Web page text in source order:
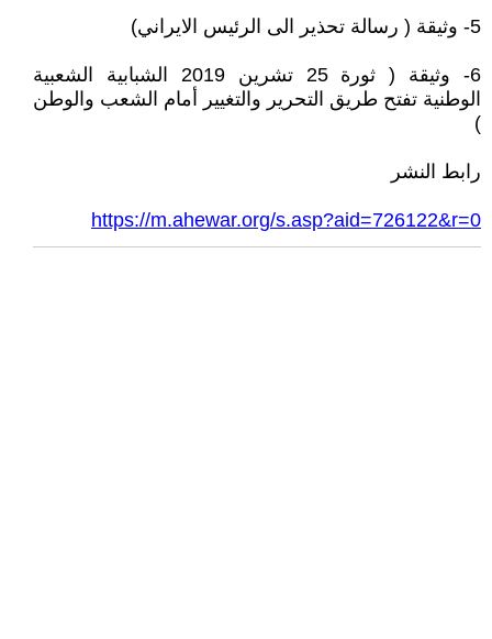
5- وثيقة ( رسالة تحذير الى الرئيس الايراني)
6- وثيقة ( ثورة 25 تشرين 2019 الشبابية الشعبية
الوطنية تفتح طريق التحرير والتغيير أمام الشعب والوطن
)
رابط النشر
https://m.ahewar.org/s.asp?aid=726122&r=0